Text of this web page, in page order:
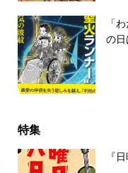
「
の日
特集
『